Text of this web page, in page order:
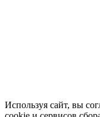
Используя сайт, вы